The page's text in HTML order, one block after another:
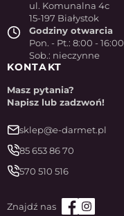
ul. Komunalna 4c
15-197 Białystok
Godziny otwarcia
Pon. - Pt.: 8:00 - 16:00
Sob.: nieczynne
KONTAKT
Masz pytania?
Napisz lub zadzwoń!
sklep@e-darmet.pl
85 653 86 70
570 510 516